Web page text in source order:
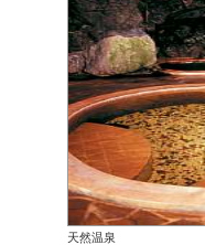
天然温泉